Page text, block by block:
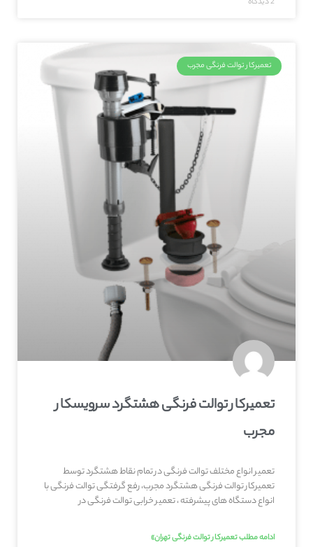
تعمیرکار توالت فرنگی مجرب
تعمیرکار توالت فرنگی هشتگرد سرویسکار
مجرب
تعمیر انواع مختلف توالت فرنگی در تمام نقاط هشتگرد توسط
تعمیرکار توالت فرنگی هشتگرد مجرب، رفع گرفتگی توالت فرنگی با
انواع دستگاه های پیشرفته ، تعمیر خرابی توالت فرنگی در
ادامه مطلب تعمیرکار توالت فرنگی تهران»